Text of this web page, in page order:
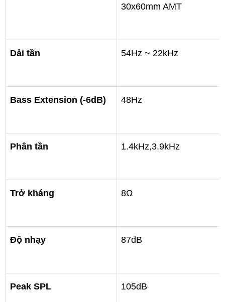
30x60mm AMT
Dải tần 54Hz ~ 22kHz
Bass Extension (-6dB) 48Hz
Phân tần 1.4kHz,3.9kHz
Trở kháng 8Ω
Độ nhạy 87dB
Peak SPL 105dB